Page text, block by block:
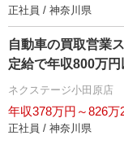
正社員 / 神奈川県
自動車の買取営業
定給で年収800万
ネクステージ小田原店
年収378万円～826万
正社員 / 神奈川県